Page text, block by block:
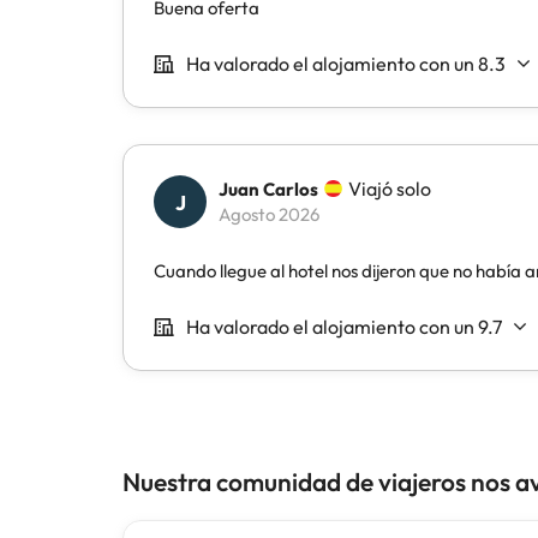
Nuestra comunidad de viajeros nos